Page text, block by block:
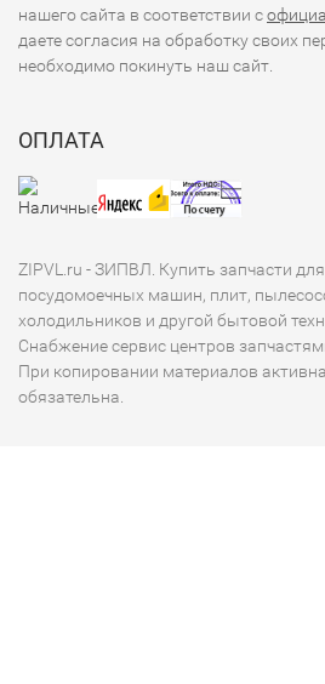
нашего сайта в соответствии с
даете согласия на обработку своих
необходимо покинуть наш сайт.
ОПЛАТА
ZIPVL.ru - ЗИПВЛ. Купить запчасти
посудомоечных машин, плит,
холодильников и другой бытовой
Снабжение сервис центров
При копировании материалов
обязательна.